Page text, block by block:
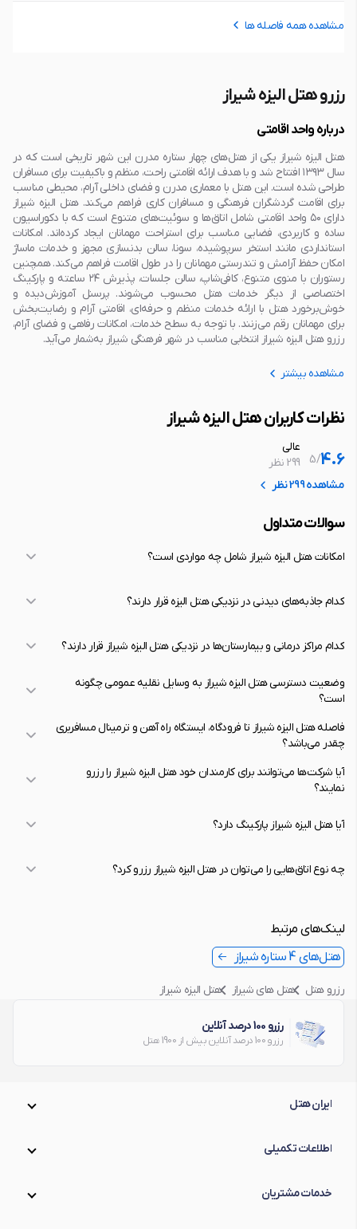
مشاهده همه فاصله ها
ایستگاه مترو
فرودگاه بین المللی شهید دستغیب
رزرو هتل الیزه شیراز
درباره واحد اقامتی
هتل الیزه شیراز یکی از هتل‌های چهار ستاره مدرن این شهر تاریخی است که در
سال ۱۳۹۳ افتتاح شد و با هدف ارائه اقامتی راحت، منظم و باکیفیت برای مسافران
طراحی شده است. این هتل با معماری مدرن و فضای داخلی آرام، محیطی مناسب
برای اقامت گردشگران فرهنگی و مسافران کاری فراهم می‌کند. هتل الیزه شیراز
دارای ۵۰ واحد اقامتی شامل اتاق‌ها و سوئیت‌های متنوع است که با دکوراسیون
ساده و کاربردی، فضایی مناسب برای استراحت مهمانان ایجاد کرده‌اند. امکانات
استانداردی مانند استخر سرپوشیده، سونا، سالن بدنسازی مجهز و خدمات ماساژ
امکان حفظ آرامش و تندرستی مهمانان را در طول اقامت فراهم می‌کند. همچنین
رستوران با منوی متنوع، کافی‌شاپ، سالن جلسات، پذیرش ۲۴ ساعته و پارکینگ
اختصاصی از دیگر خدمات هتل محسوب می‌شوند. پرسنل آموزش‌دیده و
خوش‌برخورد هتل با ارائه خدمات منظم و حرفه‌ای، اقامتی آرام و رضایت‌بخش
برای مهمانان رقم می‌زنند. با توجه به سطح خدمات، امکانات رفاهی و فضای آرام،
رزرو هتل الیزه شیراز انتخابی مناسب در شهر فرهنگی شیراز به‌شمار می‌آید.
مشاهده بیشتر
نظرات کاربران هتل الیزه شیراز
4.6
/
5
عالی
299 نظر
مشاهده 299 نظر
سوالات متداول
امکانات هتل الیزه شیراز شامل چه مواردی است؟
کدام جاذبه‌های دیدنی در نزدیکی هتل الیزه قرار دارند؟
کدام مراکز درمانی و بیمارستان‌ها در نزدیکی هتل الیزه شیراز قرار دارند؟
وضعیت دسترسی هتل الیزه شیراز به وسایل نقلیه عمومی چگونه
است؟
فاصله هتل الیزه شیراز تا فرودگاه، ایستگاه راه آهن و ترمینال مسافربری
چقدر می‌باشد؟
آیا شرکت‌ها می‌توانند برای کارمندان خود هتل الیزه شیراز را رزرو
نمایند؟
آیا هتل الیزه شیراز پارکینگ دارد؟
چه نوع اتاق‌هایی را می‌توان در هتل الیزه شیراز رزرو کرد؟
لینک‌های مرتبط
هتل‌های 4 ستاره شیراز
رزرو هتل هتل های شیراز هتل الیزه شیراز
رزرو 100 درصد آنلاین
رزرو 100 درصد آنلاین بیش از 1900 هتل
ایران هتل
اطلاعات تکمیلی
خدمات مشتریان